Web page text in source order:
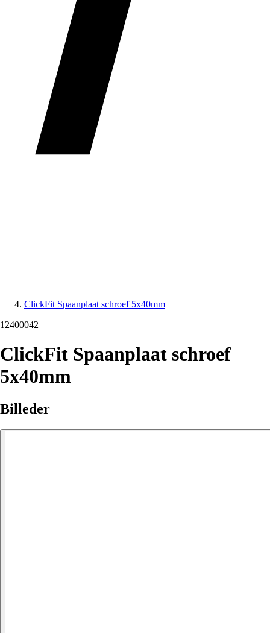
ClickFit Spaanplaat schroef 5x40mm
12400042
ClickFit Spaanplaat schroef
5x40mm
Billeder